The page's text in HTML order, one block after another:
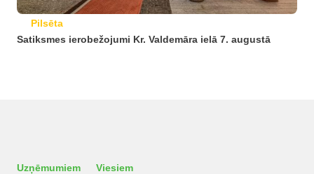
Pilsēta
Satiksmes ierobežojumi Kr. Valdemāra ielā 7. augustā
Uzņēmumiem Viesiem